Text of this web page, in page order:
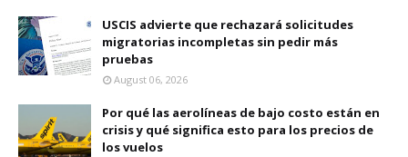
USCIS advierte que rechazará solicitudes
migratorias incompletas sin pedir más
pruebas
August 06, 2026
Por qué las aerolíneas de bajo costo están en
crisis y qué significa esto para los precios de
los vuelos